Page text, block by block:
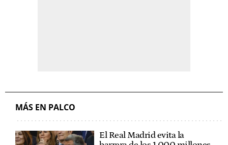
MÁS EN PALCO
El Real Madrid evita la